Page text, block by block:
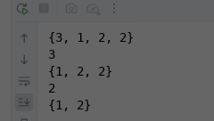
{3, 1, 2, 2}
3
{1, 2, 2}
2
{1, 2}